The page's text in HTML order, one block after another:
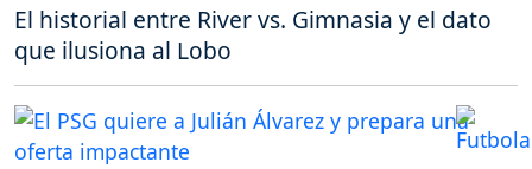
El historial entre River vs. Gimnasia y el dato
que ilusiona al Lobo